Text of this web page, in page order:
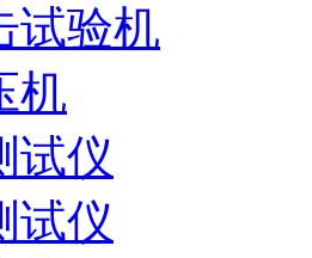
试验机
机
试仪
试仪